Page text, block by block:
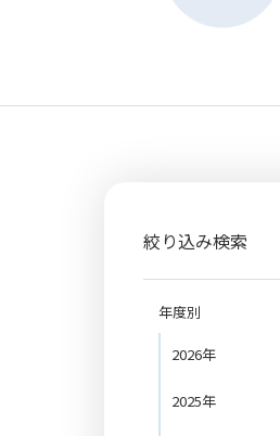
絞り込み検索
年度別
2026年
2025年